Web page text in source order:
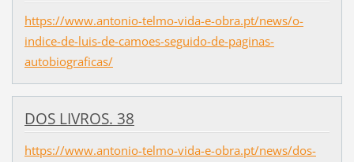
https://www.antonio-telmo-vida-e-obra.pt/news/o-
indice-de-luis-de-camoes-seguido-de-paginas-
autobiograficas/
DOS LIVROS. 38
https://www.antonio-telmo-vida-e-obra.pt/news/dos-